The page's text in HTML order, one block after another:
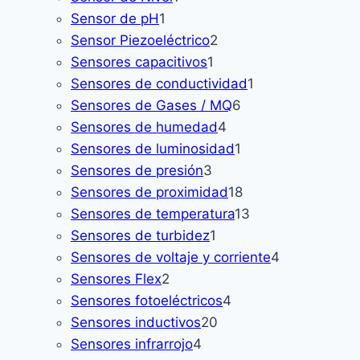
Sensor de pH1
producto
Sensor Piezoeléctrico2
Sensores capacitivos1
producto
Sensores de conductividad1
Sensores de Gases / MQ6
Sensores de humedad4
productos
Sensores de luminosidad1
Sensores de presión3
productos
Sensores de proximidad1818
productos
Sensores de temperatura13
Sensores de turbidez1
producto
Sensores de voltaje y corriente4
Sensores Flex2
productos
Sensores fotoeléctricos4
Sensores inductivos20
Sensores infrarrojo4